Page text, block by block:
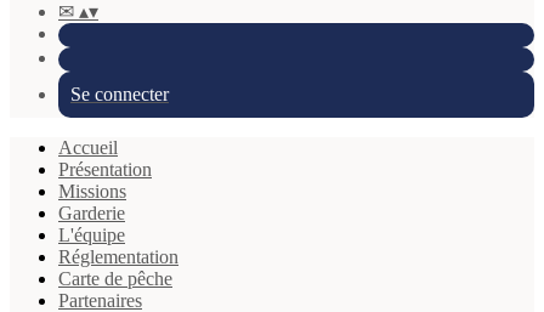
✉ ▴▾
Se connecter
Accueil
Présentation
Missions
Garderie
L'équipe
Réglementation
Carte de pêche
Partenaires